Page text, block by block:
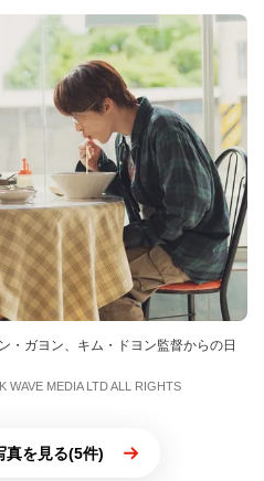
・ガヨン、キム・ドヨン監督からの日
WAVE MEDIA LTD ALL RIGHTS
真を見る(5件)